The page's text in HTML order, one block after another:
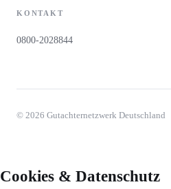
KONTAKT
0800-2028844
© 2026 Gutachternetzwerk Deutschland
Cookies & Datenschutz